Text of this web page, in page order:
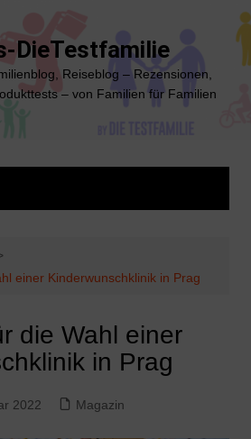
DieTestfamilie
Reiseblog – Rezensionen,
– von Familien für Familien
einer Kinderwunschklinik in Prag
die Wahl einer
in Prag
2022 Magazin